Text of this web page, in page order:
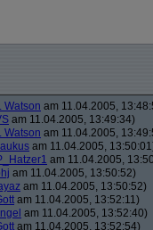
Watson am 11.04.2005,
am 11.04.2005, 13:49:34)
Watson am 11.04.2005,
am 11.04.2005,
am 11.04.2005,
am 11.04.2005, 13:50:52)
am 11.04.2005, 13:50:52)
am 11.04.2005, 13:52:11)
am 11.04.2005, 13:52:40)
am 11.04.2005, 13:52:54)